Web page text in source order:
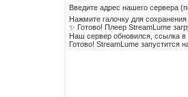
Введите адрес нашего сервера
Нажмите галочку для
✨ Готово! Плеер StreamLume
Наш сервер обновился, ссылка
Готово! StreamLume запустится